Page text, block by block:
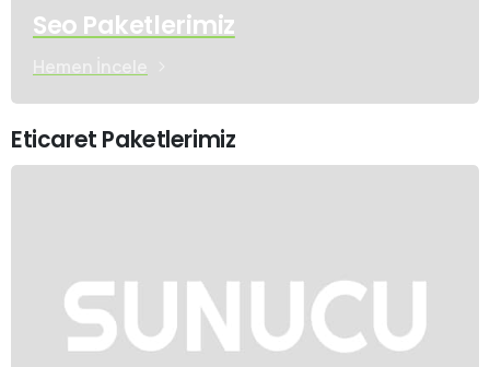
Seo Paketlerimiz
Eticaret Paketlerimiz